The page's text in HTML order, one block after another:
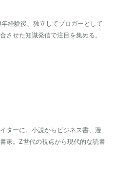
経験後、独立してブロガーとして
させた知識発信で注目を集める。
ターに。小説からビジネス書、漫
家。Z世代の視点から現代的な読書